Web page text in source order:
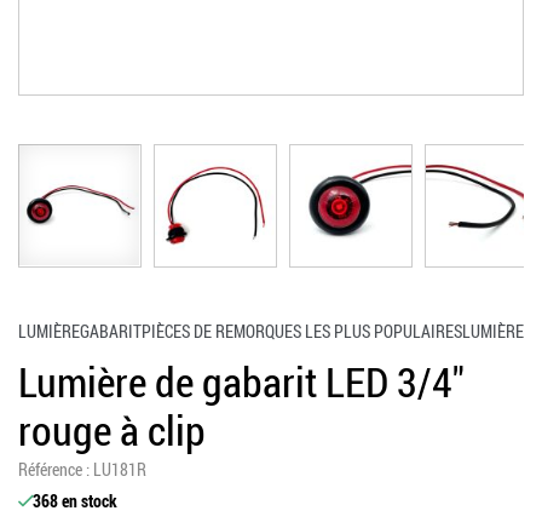
LUMIÈREGABARITPIÈCES DE REMORQUES LES PLUS POPULAIRESLUMIÈRE
Lumière de gabarit LED 3/4"
rouge à clip
référence LU181R
368 en stock